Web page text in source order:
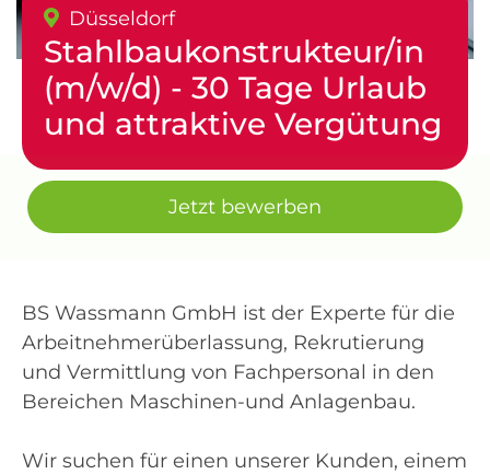
Düsseldorf
Stahlbaukonstrukteur/in
(m/w/d) - 30 Tage Urlaub
und attraktive Vergütung
Jetzt bewerben
BS Wassmann GmbH ist der Experte für die
Arbeitnehmerüberlassung, Rekrutierung
und Vermittlung von Fachpersonal in den
Bereichen Maschinen-und Anlagenbau.
Wir suchen für einen unserer Kunden, einem